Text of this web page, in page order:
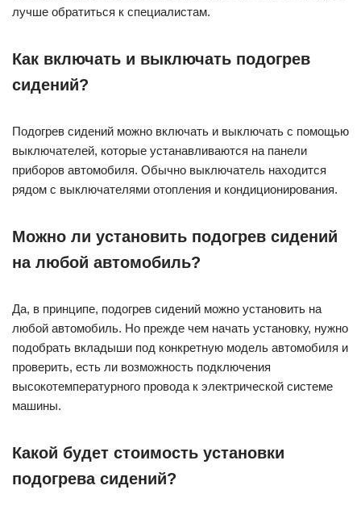
лучше обратиться к специалистам.
Как включать и выключать подогрев
сидений?
Подогрев сидений можно включать и выключать с помощью
выключателей, которые устанавливаются на панели
приборов автомобиля. Обычно выключатель находится
рядом с выключателями отопления и кондиционирования.
Можно ли установить подогрев сидений
на любой автомобиль?
Да, в принципе, подогрев сидений можно установить на
любой автомобиль. Но прежде чем начать установку, нужно
подобрать вкладыши под конкретную модель автомобиля и
проверить, есть ли возможность подключения
высокотемпературного провода к электрической системе
машины.
Какой будет стоимость установки
подогрева сидений?